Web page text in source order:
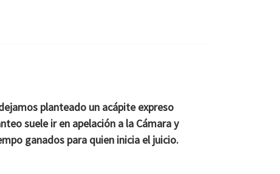
planteado un acápite expreso
suele ir en apelación a la Cámara y
ganados para quien inicia el juicio.